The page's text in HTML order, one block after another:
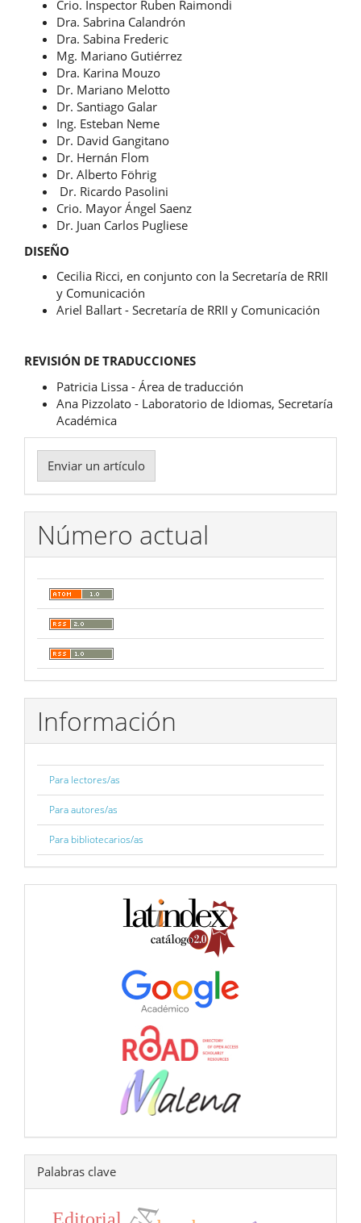
Crio. Inspector Ruben Raimondi
Dra. Sabrina Calandrón
Dra. Sabina Frederic
Mg. Mariano Gutiérrez
Dra. Karina Mouzo
Dr. Mariano Melotto
Dr. Santiago Galar
Ing. Esteban Neme
Dr. David Gangitano
Dr. Hernán Flom
Dr. Alberto Föhrig
Dr. Ricardo Pasolini
Crio. Mayor Ángel Saenz
Dr. Juan Carlos Pugliese
DISEÑO
Cecilia Ricci, en conjunto con la Secretaría de RRII
y Comunicación
Ariel Ballart - Secretaría de RRII y Comunicación
REVISIÓN DE TRADUCCIONES
Patricia Lissa - Área de traducción
Ana Pizzolato - Laboratorio de Idiomas, Secretaría
Académica
Enviar
un
artículo
Enviar un artículo
Número actual
Información
Para lectores/as
Para autores/as
Para bibliotecarios/as
Palabras clave
Editorial